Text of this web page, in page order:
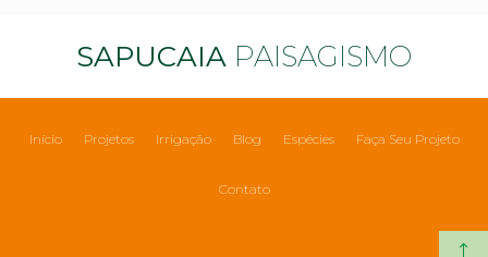
SAPUCAIA PAISAGISMO
Início Projetos Irrigação Blog Espécies Faça Seu Projeto
Contato